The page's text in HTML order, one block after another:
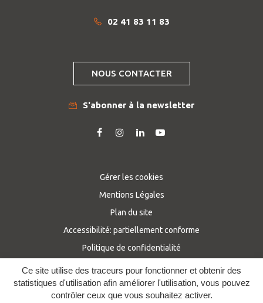
Ce site utilise des traceurs pour fonctionner et obtenir des
statistiques d'utilisation afin améliorer l'utilisation, vous pouvez
contrôler ceux que vous souhaitez activer.
02 41 83 11 83
NOUS CONTACTER
S'abonner à la newsletter
Lien
compte
Facebook
Lien
compte
Instagram
Lien
compte
Linkedin
Lien
chaîne
Youtube
Gérer les cookies
Mentions Légales
Plan du site
Accessibilité: partiellement conforme
Politique de confidentialité